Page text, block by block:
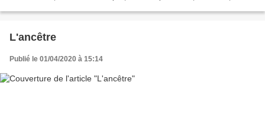
L'ancêtre
Publié le 01/04/2020 à 15:14